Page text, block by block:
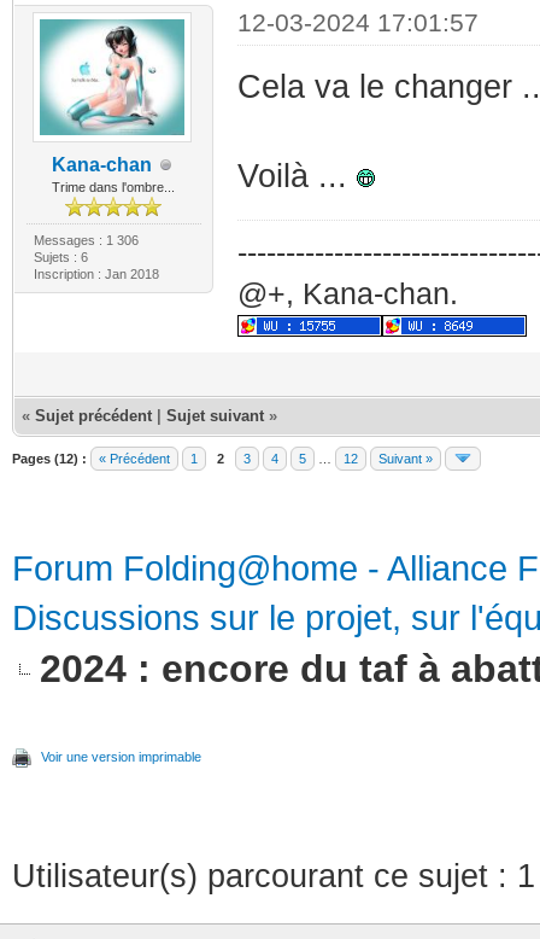
Kana-chan
Trime dans l'ombre...
Messages : 1 306
Sujets : 6
Inscription : Jan 2018
12-03-2024 17:01:57
Cela va le changer
Voilà ...
@+, Kana-chan.
« Sujet précédent Sujet suivant »
Pages (12) : « Précédent 1 2 3 4 5 12 Suivant »
Forum Folding@home - Alliance
Discussions sur le projet, sur
2024 : encore du taf à
Voir une version imprimable
Utilisateur(s) parcourant ce sujet :